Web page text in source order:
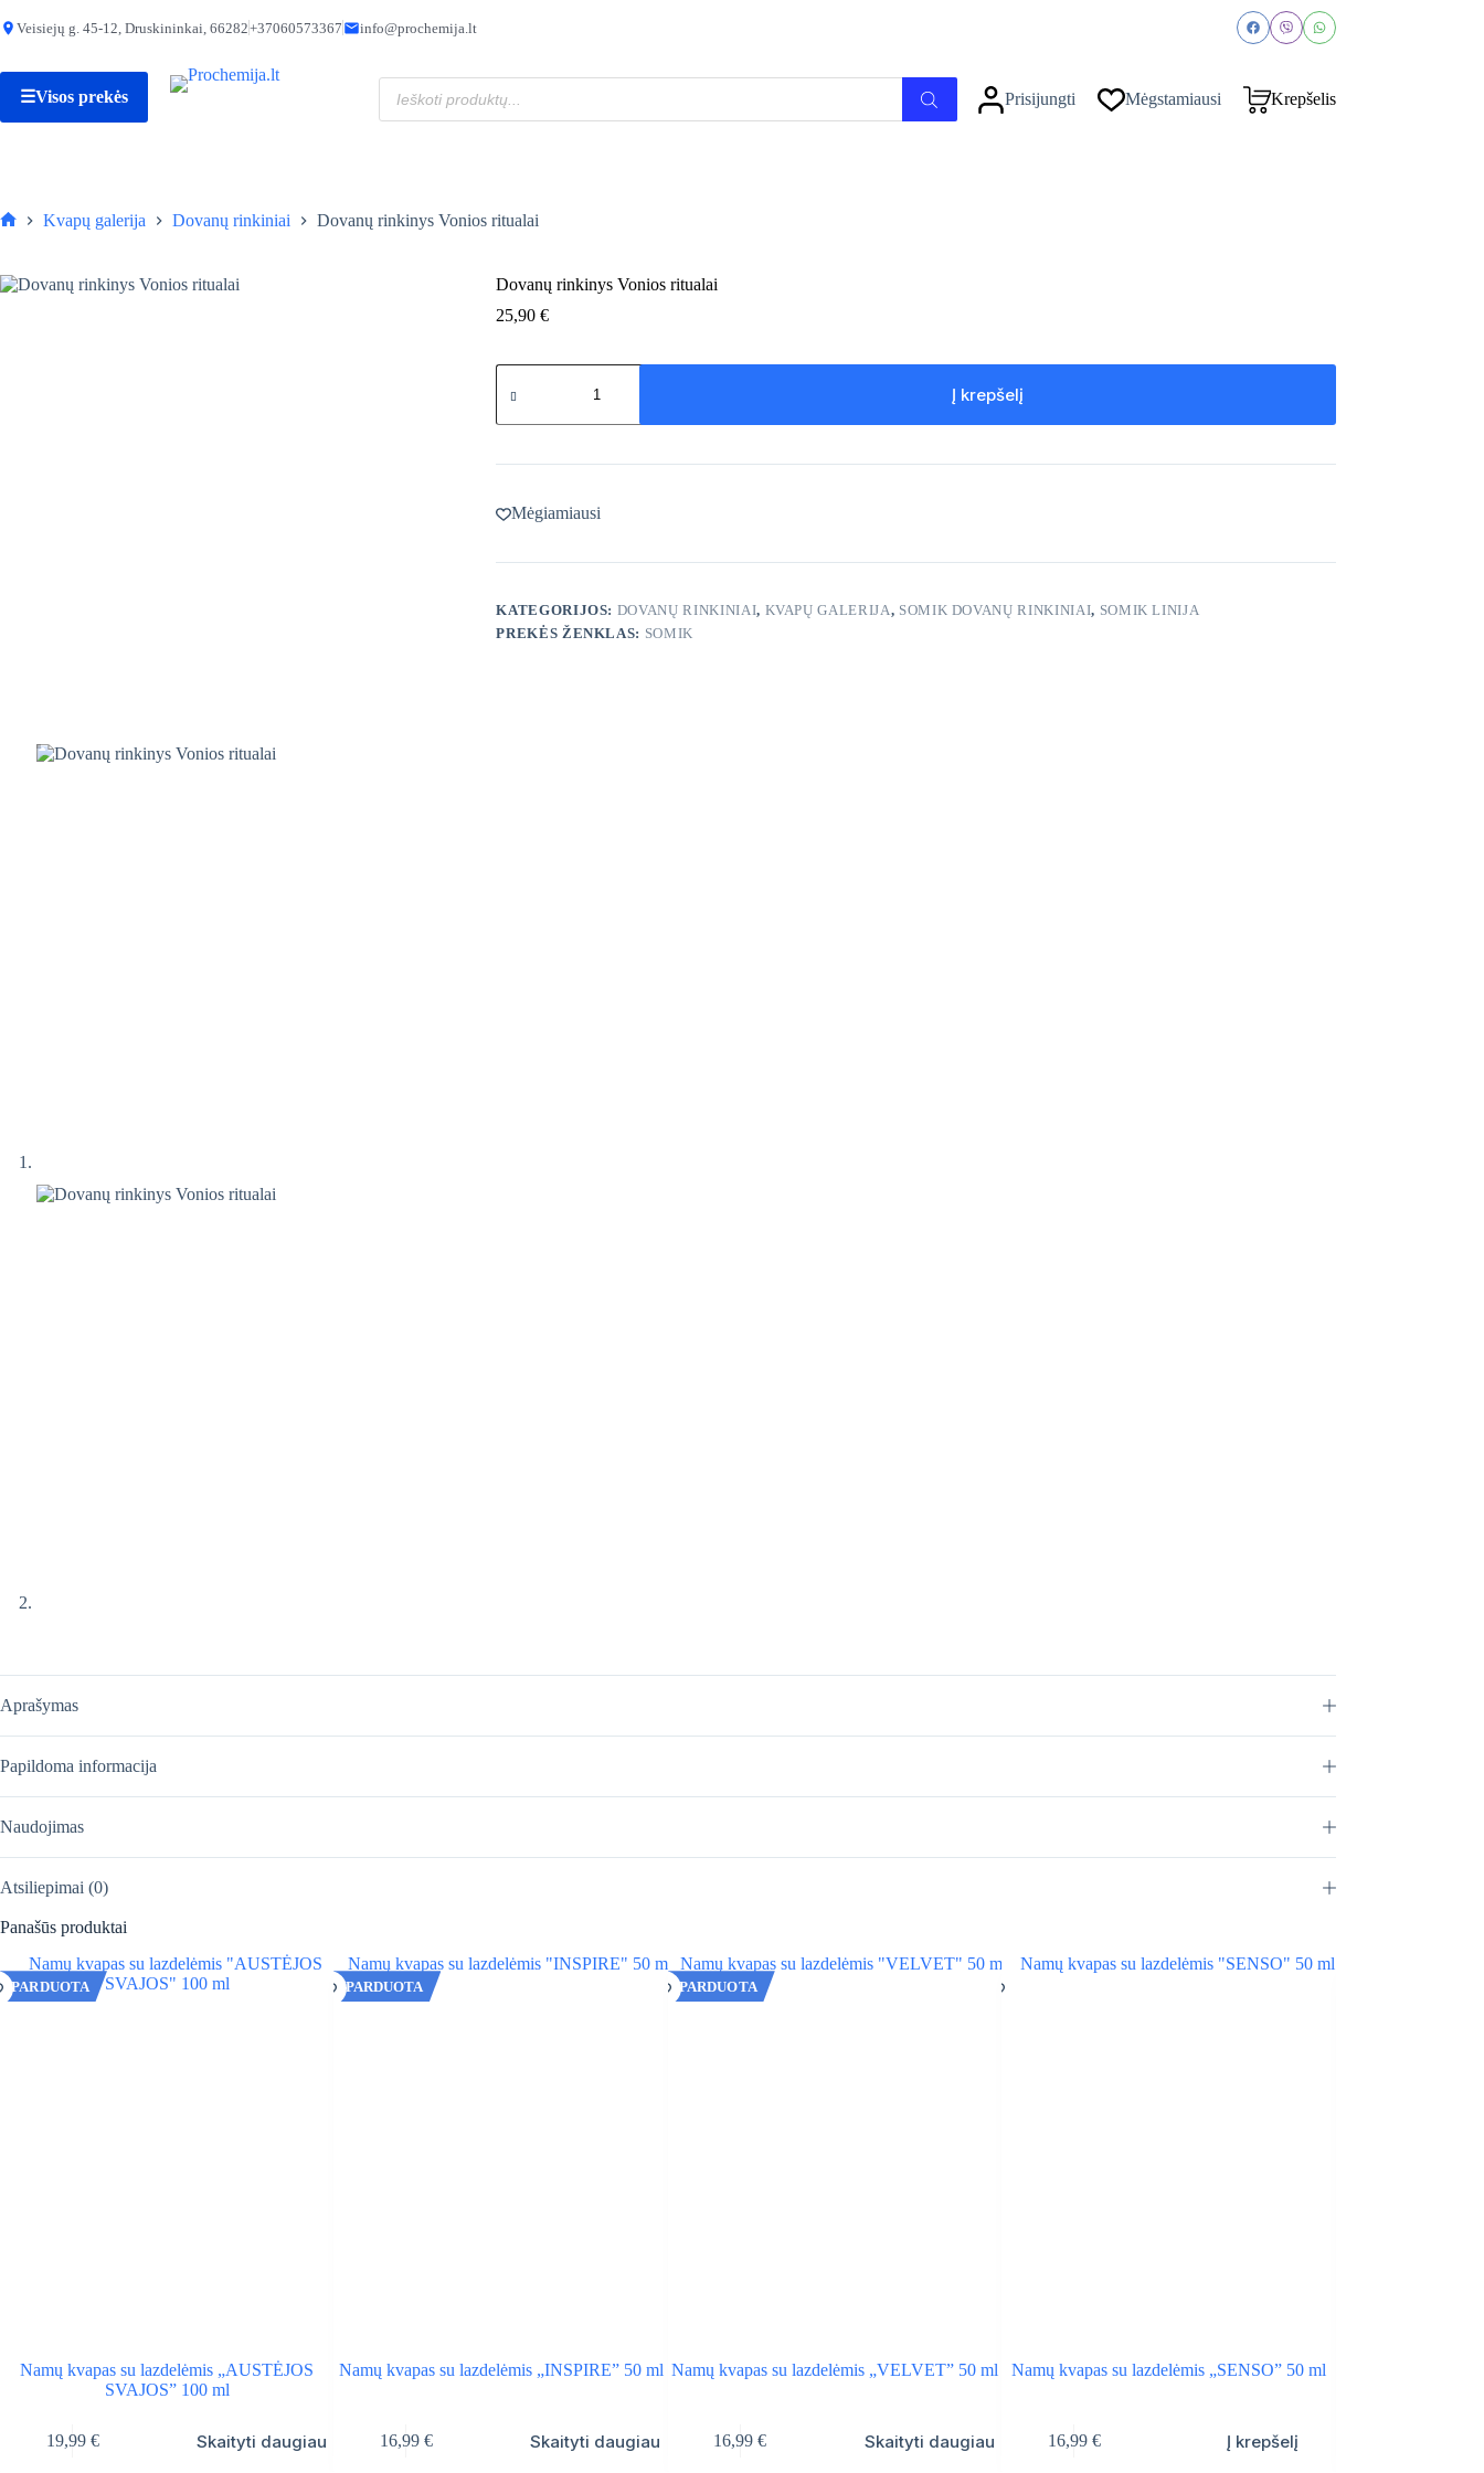
to
Dovanų rinkinys Vonios ritualai
produkto
Dovanų
Veisiejų g. 45-12, Druskininkai, 66282+37060573367 info@prochemija.lt
☰Visos prekės
Produktų
paieška
Prisijungti Mėgstamiausi Krepšelis
Kvapų galerija Dovanų rinkiniai Dovanų rinkinys Vonios ritualai
Dovanų rinkinys Vonios ritualai
25,90€
produkto
kiekis:
rinkinys
ritualai
Į krepšelį
Mėgiamiausi
KATEGORIJOS: DOVANŲ RINKINIAI, KVAPŲ GALERIJA, SOMIK DOVANŲ RINKINIAI, SOMIK LINIJA
PREKĖS ŽENKLAS: SOMIK
Aprašymas
Papildoma informacija
Naudojimas
Atsiliepimai (0)
Panašūs produktai
Namų kvapas su lazdelėmis „AUSTĖJOS
SVAJOS” 100 ml
19,99 € Skaityti daugiau
IŠPARDUOTA
Namų kvapas su lazdelėmis „INSPIRE” 50 ml
16,99 € Skaityti daugiau
IŠPARDUOTA
Namų kvapas su lazdelėmis „VELVET” 50 ml
16,99€ Skaityti daugiau
Namų kvapas su lazdelėmis „SENSO” 50 ml
16,99 € Į krepšelį